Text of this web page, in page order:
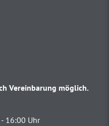
Vereinbarung möglich.
16:00 Uhr